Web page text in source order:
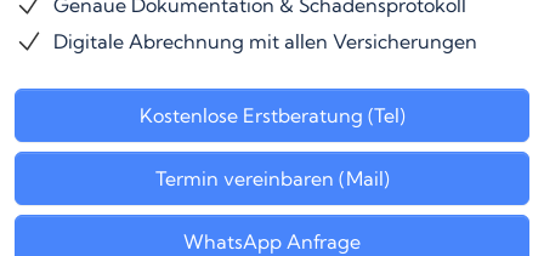
Digitale Abrechnung mit allen Versicherungen
Kostenlose Erstberatung (Tel)
Termin vereinbaren (Mail)
WhatsApp Anfrage